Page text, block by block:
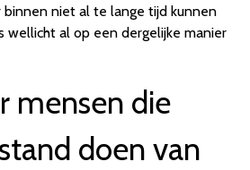
binnen niet al te lange tijd kunnen
wellicht al op een dergelijke manier
mensen die
doen van